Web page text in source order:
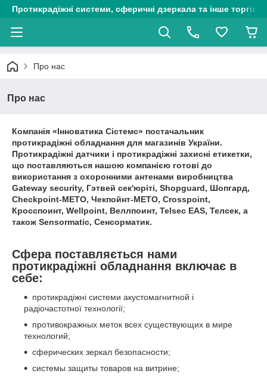
Протикрадіжні системи, сферичні дзеркала та інше
Про нас
Про нас
Компанія «Інноватика Сістемс» постачальник
протикрадіжні обладнання для магазинів України.
Протикрадіжні датчики і протикрадіжні захисні етикетки,
що поставляються нашою компанією готові до
використання з охоронними антенами виробництва
Gateway security, Гэтвей сек'юріті, Shopguard, Шопгард,
Checkpoint-METO, Чекпойнт-МЕТО, Crosspoint,
Кросспоинт, Wellpoint, Веллпоинт, Telsec EAS, Телсек, а
також Sensormatic, Сенсорматик.
Сфера поставляється нами
протикрадіжні обладнання включає в
себе:
протикрадіжні системи акустомагнитной і
радіочастотної технології;
противокражных меток всех существующих в мире
технологий;
сферических зеркал безопасности;
системы защиты товаров на витрине;